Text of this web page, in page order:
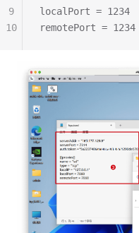
localPort = 1234
remotePort = 1234
9
10